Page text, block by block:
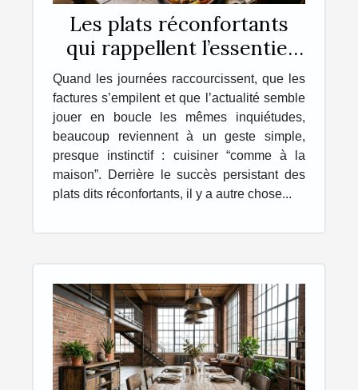
Les plats réconfortants
qui rappellent l’essentiel
chez soi
Quand les journées raccourcissent, que les
factures s’empilent et que l’actualité semble
jouer en boucle les mêmes inquiétudes,
beaucoup reviennent à un geste simple,
presque instinctif : cuisiner “comme à la
maison”. Derrière le succès persistant des
plats dits réconfortants, il y a autre chose...